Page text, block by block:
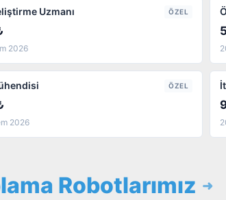
Uzmanı ÖZEL
2026
ÖZEL
2026
Robotlarımız